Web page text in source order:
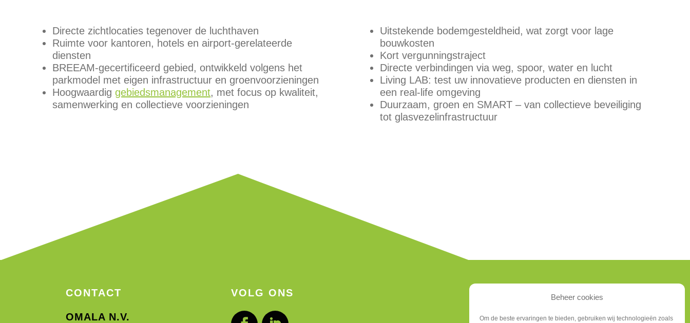
Beheer cookies
Om de beste ervaringen te bieden, gebruiken wij technologieën zoals
Directe zichtlocaties tegenover de luchthaven
Ruimte voor kantoren, hotels en airport-gerelateerde
diensten
BREEAM-gecertificeerd gebied, ontwikkeld volgens het
parkmodel met eigen infrastructuur en groenvoorzieningen
Hoogwaardiggebiedsmanagement, met focus op kwaliteit,
samenwerking en collectieve voorzieningen
Uitstekende bodemgesteldheid, wat zorgt voor lage
bouwkosten
Kort vergunningstraject
Directe verbindingen via weg, spoor, water en lucht
Living LAB: test uw innovatieve producten en diensten in
een real-life omgeving
Duurzaam, groen en SMART – van collectieve beveiliging
tot glasvezelinfrastructuur
CONTACT
OMALA N.V.
VOLG ONS
BUSINESSPARK